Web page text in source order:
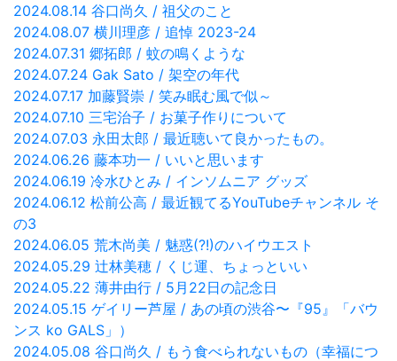
2024.08.14 谷口尚久 / 祖父のこと
2024.08.07 横川理彦 / 追悼 2023-24
2024.07.31 郷拓郎 / 蚊の鳴くような
2024.07.24 Gak Sato / 架空の年代
2024.07.17 加藤賢崇 / 笑み眠む風で似～
2024.07.10 三宅治子 / お菓子作りについて
2024.07.03 永田太郎 / 最近聴いて良かったもの。
2024.06.26 藤本功一 / いいと思います
2024.06.19 冷水ひとみ / インソムニア グッズ
2024.06.12 松前公高 / 最近観てるYouTubeチャンネル そ
の3
2024.06.05 荒木尚美 / 魅惑(?!)のハイウエスト
2024.05.29 辻林美穂 / くじ運、ちょっといい
2024.05.22 薄井由行 / 5月22日の記念日
2024.05.15 ゲイリー芦屋 / あの頃の渋谷〜『95』「バウ
ンス ko GALS」）
2024.05.08 谷口尚久 / もう食べられないもの（幸福につ